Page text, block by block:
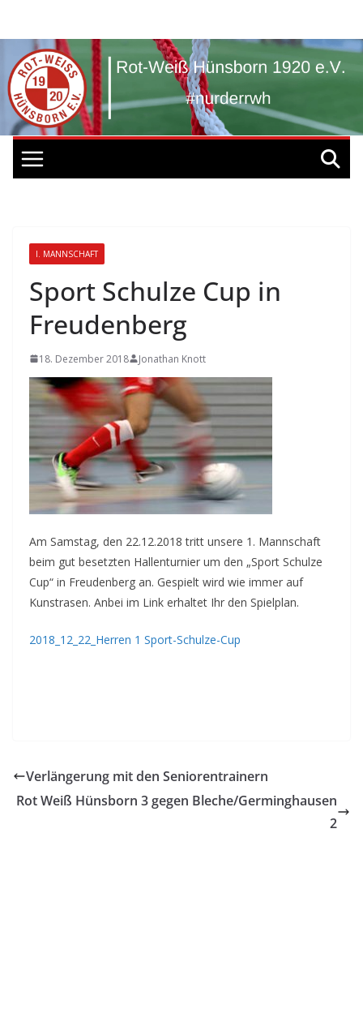
springen
I. MANNSCHAFT
Sport Schulze Cup in
Freudenberg
18. Dezember 2018 Jonathan Knott
Am Samstag, den 22.12.2018 tritt unsere 1. Mannschaft
beim gut besetzten Hallenturnier um den „Sport Schulze
Cup“ in Freudenberg an. Gespielt wird wie immer auf
Kunstrasen. Anbei im Link erhaltet Ihr den Spielplan.
2018_12_22_Herren 1 Sport-Schulze-Cup
Verlängerung mit den Seniorentrainern
Rot Weiß Hünsborn 3 gegen Bleche/Germinghausen
2